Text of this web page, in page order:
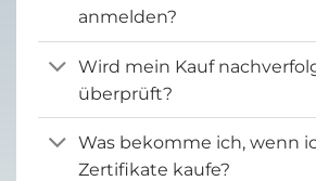
anmelden?
Wird mein Kauf
überprüft?
Was bekomme ich, wenn
Zertifikate kaufe?